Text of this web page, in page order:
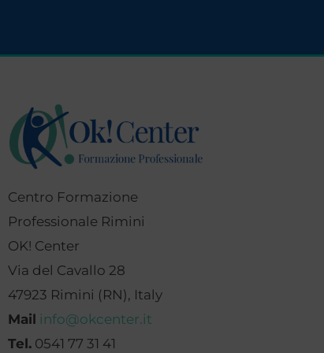
Centro Formazione
Professionale Rimini
OK! Center
Via del Cavallo 28
47923 Rimini (RN), Italy
Mail info@okcenter.it
Tel. 0541 77 31 41